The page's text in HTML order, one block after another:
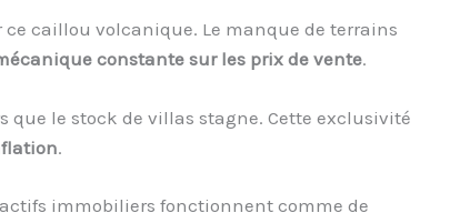
caillou volcanique. Le manque de terrains
constante sur les prix de vente.
que le stock de villas stagne. Cette exclusivité
.
immobiliers fonctionnent comme de